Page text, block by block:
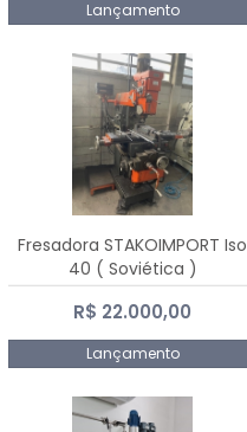
Lançamento
Fresadora STAKOIMPORT Iso
40 ( Soviética )
R$ 22.000,00
Lançamento